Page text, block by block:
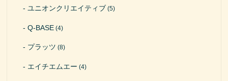
ユニオンクリエイティブ (5)
Q-BASE (4)
プラッツ (8)
エイチエムエー (4)